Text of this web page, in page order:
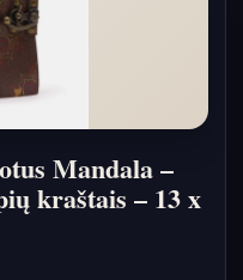
Mandala –
kraštais – 13 x